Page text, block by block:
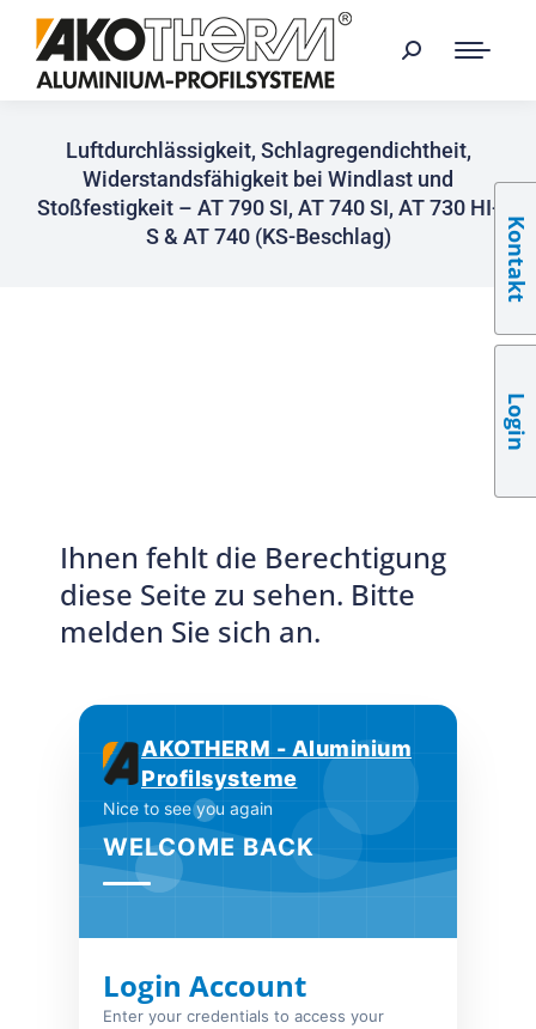
Luftdurchlässigkeit, Schlagregendichtheit,
Widerstandsfähigkeit bei Windlast und
Stoßfestigkeit – AT 790 SI, AT 740 SI, AT 730 HI-
S & AT 740 (KS-Beschlag)
Ihnen fehlt die Berechtigung
diese Seite zu sehen. Bitte
melden Sie sich an.
AKOTHERM - Aluminium
Profilsysteme
Nice to see you again
WELCOME BACK
Login Account
Enter your credentials to access your
Kontakt
Login